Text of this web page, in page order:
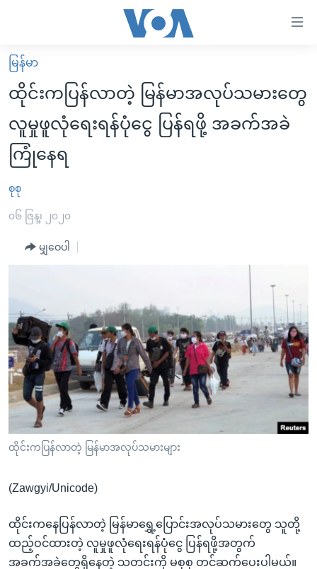
လွယ်ကူ
စေ
Link
များ
ပင်မ
အကြောင်းအရာ
ကျော်
ကြည့်
အ
ညွန်း
စာမျက်နှာ
သို့
ကျော်
ကြည့်
ရန်
ရှာဖွေ
နေရာ
ကျော်
ရန်
မူလစာမျက်နှာ
မြန်မာ
ကမ္ဘာ့သတင်းများ
နိုင်ငံတကာ
အစ္စရေး-ပါလက်စတိုင်း
ဗွီဒီယို
အင်္ဂလိပ်စာလေ့လာမယ်
အမေရိကန်သုံးအီဒီယံ
ရုပ်ရှင်ထဲက အင်္ဂလိပ်စာ
သုတပဒေသာ အင်္ဂလိပ်စာ
အပတ်စဉ်ကဏ္ဍများ
Learning English
ဗွီအိုအေ လူမှုကွန်ယက်များ
ဘာသာစကားများ
မြန်မာ
ထိုင်းကပြန်လာတဲ့ မြန်မာအလုပ်သမားတွေ
လူမှုဖူလုံရေးရန်ပုံငွေ ပြန်ရဖို့ အခက်အခဲ
ကြုံနေရ
စုစု
၀၆ ဇြန္၊ ၂၀၂၀
မျှဝေပါ
ထိုင်းကပြန်လာတဲ့ မြန်မာအလုပ်သမားများ
(Zawgyi/Unicode)
ထိုင်းကနေပြန်လာတဲ့ မြန်မာရွှေ့ပြောင်းအလုပ်သမားတွေ သူတို့
ထည့်ဝင်ထားတဲ့ လူမှုဖူလုံရေးရန်ပုံငွေ ပြန်ရဖို့အတွက်
အခက်အခဲတွေရှိနေတဲ့ သတင်းကို မစုစု တင်ဆက်ပေးပါမယ်။